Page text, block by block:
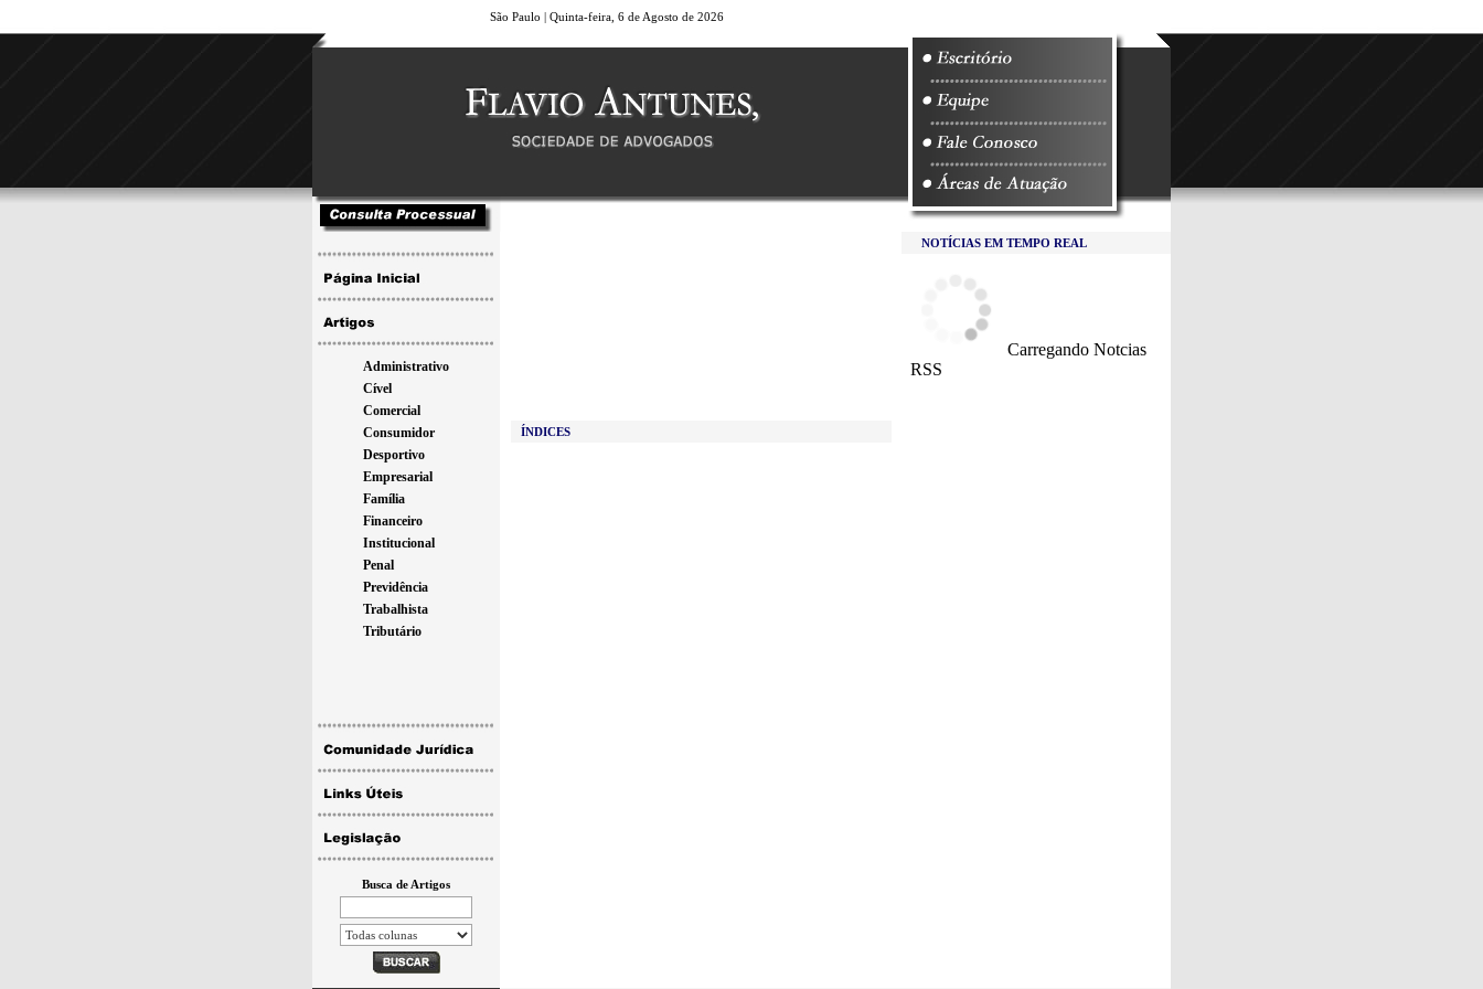
São Paulo | Quinta-feira, 6 de Agosto de 2026
Administrativo
Cível
Comercial
Consumidor
Desportivo
Empresarial
Família
Financeiro
Institucional
Penal
Previdência
Trabalhista
Tributário
Busca de Artigos
ÍNDICES
NOTÍCIAS EM TEMPO REAL
Carregando Notcias
RSS